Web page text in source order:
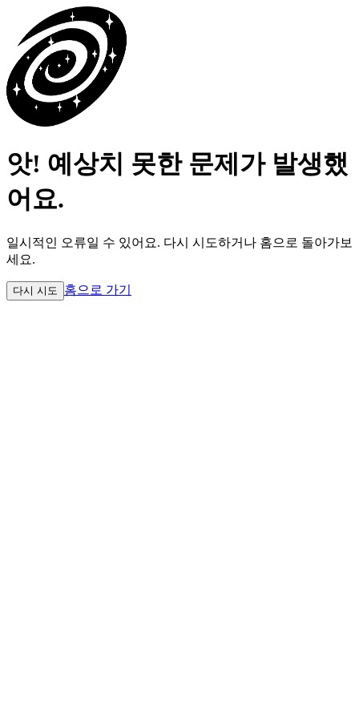
앗! 예상치 못한 문제가 발생했
어요.
일시적인 오류일 수 있어요. 다시 시도하거나 홈으로 돌아가보
세요.
다시 시도 홈으로 가기